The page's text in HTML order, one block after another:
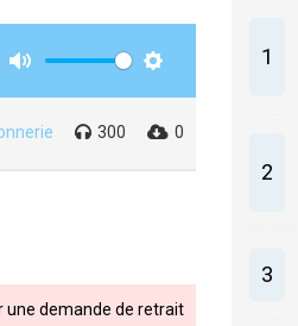
300 0
une demande de retrait
1
2
3